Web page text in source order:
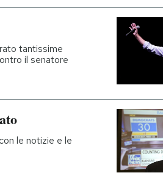
tantissime
il senatore
le notizie e le